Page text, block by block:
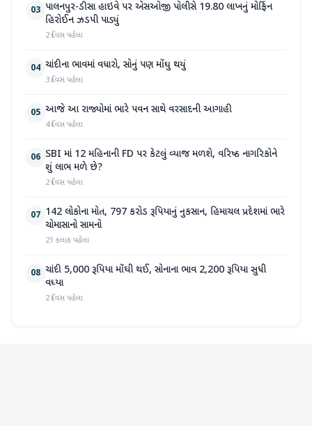
03 પાલનપુર-ડીસા હાઇવે પર એસઓજી પોલીસે 19.80 લાખનું મોર્ફિન
હિરોઈન ઝડપી પાડ્યું
2 દિવસ પહેલા
04 ચાંદીના ભાવમાં વધારો, સોનું પણ મોંઘુ થયું
3 દિવસ પહેલા
05 આજે આ રાજ્યોમાં ભારે પવન સાથે વરસાદની આગાહી
4 દિવસ પહેલા
06 SBI માં 12 મહિનાની FD પર કેટલું વ્યાજ મળશે, વરિષ્ઠ નાગરિકોને
શું લાભ મળે છે?
2 દિવસ પહેલા
07 142 લોકોના મોત, 797 કરોડ રૂપિયાનું નુકસાન, હિમાચલ પ્રદેશમાં ભારે
ચોમાસાનો સામનો
21 કલાક પહેલા
08 ચાંદી 5,000 રૂપિયા મોંઘી થઈ, સોનાના ભાવ 2,200 રૂપિયા સુધી
વધ્યા
2 દિવસ પહેલા